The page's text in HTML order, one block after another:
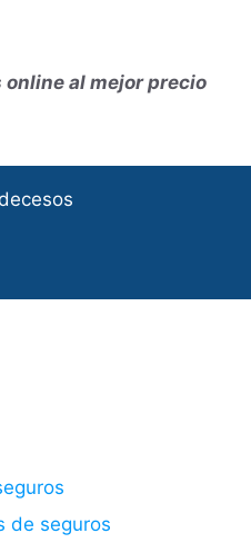
al mejor precio
de seguros